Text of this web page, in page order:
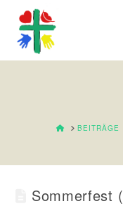
HOMEBEITRÄGE
Sommerfest